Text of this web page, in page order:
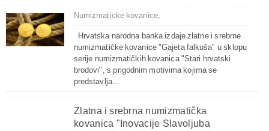
Numizmaticke kovanice,
Hrvatska narodna banka izdaje zlatne i srebrne
numizmatičke kovanice "Gajeta falkuša" u sklopu
serije numizmatičkih kovanica "Stari hrvatski
brodovi", s prigodnim motivima kojima se
predstavlja...
Zlatna i srebrna numizmatička
kovanica "Inovacije Slavoljuba